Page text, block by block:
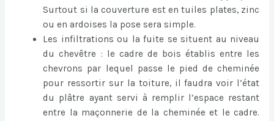
Surtout si la couverture est en tuiles plates, zinc
ou en ardoises la pose sera simple.
Les infiltrations ou la fuite se situent au niveau
du chevêtre : le cadre de bois établis entre les
chevrons par lequel passe le pied de cheminée
pour ressortir sur la toiture, il faudra voir l’état
du plâtre ayant servi à remplir l’espace restant
entre la maçonnerie de la cheminée et le cadre.